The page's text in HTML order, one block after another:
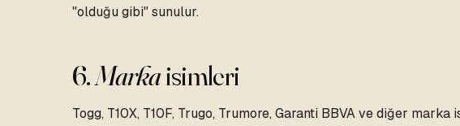
"olduğu gibi" sunulur.
6.Markaisimleri
Togg, T10X, T10F, Trugo, Trumore, Garanti BBVA ve diğer